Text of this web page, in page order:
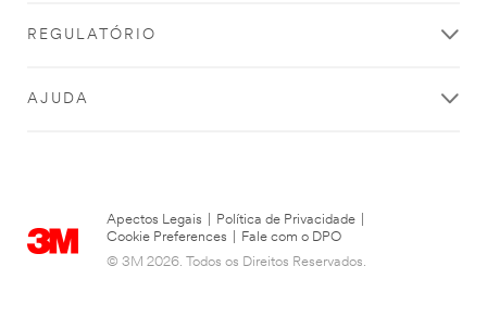
REGULATÓRIO
AJUDA
Apectos Legais Política de Privacidade
Cookie Preferences
Fale com o DPO
© 3M 2026. Todos os Direitos Reservados.